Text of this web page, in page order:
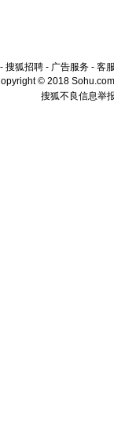
- 搜狐招聘 - 广告服务 - 客
© 2018
搜狐不良信息举